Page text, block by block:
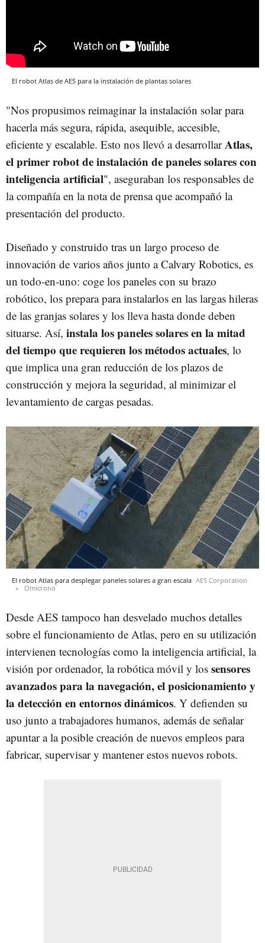
El robot Atlas de AES para la instalación de plantas solares
"Nos propusimos reimaginar la instalación solar para
hacerla más segura, rápida, asequible, accesible,
eficiente y escalable. Esto nos llevó a desarrollarAtlas,
el primer robot de instalación de paneles solares con
inteligencia artificial", aseguraban los responsables de
la compañía en la nota de prensa que acompañó la
presentación del producto.
Diseñado y construido tras un largo proceso de
innovación de varios años junto a Calvary Robotics, es
un todo-en-uno: coge los paneles con su brazo
robótico, los prepara para instalarlos en las largas hileras
de las granjas solares y los lleva hasta donde deben
situarse. Así, instala los paneles solares en la mitad
del tiempo que requieren los métodos actuales, lo
que implica una gran reducción de los plazos de
construcción y mejora la seguridad, al minimizar el
levantamiento de cargas pesadas.
El robot Atlas para desplegar paneles solares a gran escala AES Corporation
Omicrono
Desde AES tampoco han desvelado muchos detalles
sobre el funcionamiento de Atlas, pero en su utilización
intervienen tecnologías como la inteligencia artificial, la
visión por ordenador, la robótica móvil y los sensores
avanzados para la navegación, el posicionamiento y
la detección en entornos dinámicos. Y defienden su
uso junto a trabajadores humanos, además de señalar
apuntar a la posible creación de nuevos empleos para
fabricar, supervisar y mantener estos nuevos robots.